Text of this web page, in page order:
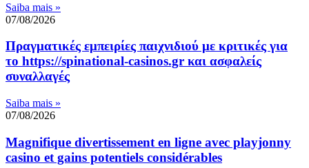
Saiba mais »
07/08/2026
Πραγματικές εμπειρίες παιχνιδιού με κριτικές για
το https://spinational-casinos.gr και ασφαλείς
συναλλαγές
Saiba mais »
07/08/2026
Magnifique divertissement en ligne avec playjonny
casino et gains potentiels considérables